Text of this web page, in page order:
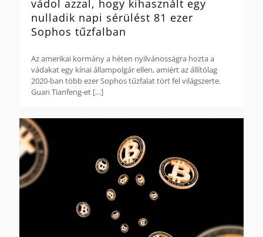
vádol azzal, hogy kihasznált egy
nulladik napi sérülést 81 ezer
Sophos tűzfalban
Az amerikai kormány a héten nyilvánosságra hozta a
vádakat egy kínai állampolgár ellen, amiért az állítólag
2020-ban több ezer Sophos tűzfalat tört fel világszerte.
Guan Tianfeng-et […]